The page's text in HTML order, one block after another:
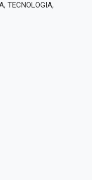
TECNOLOGIA,